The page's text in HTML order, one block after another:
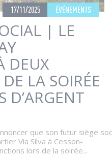
17/11/2025 ÉVÉNEMENTS
| LE
DEUX
LA SOIRÉE
D’ARGENT
que son futur siège
Via Silva à Cesson-
lors de la soirée...